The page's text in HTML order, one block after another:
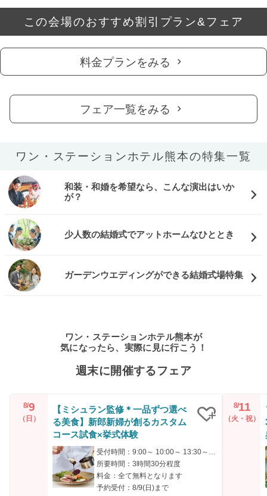
この会場のおすすめ割引プラン&フェア
料金プランをみる
フェア一覧をみる
ワン・ステーションホテル熊本の特集一覧
和装・和婚を希望なら、こんな演出はいか
が？
少人数の結婚式でアットホームなひととき
ガーデンウエディングができる結婚式場特集
ワン・ステーションホテル熊本が
気になったら、実際に見に行こう！
週末に開催するフェア
8/9
（日）
【ミシュラン監修＊一品ずつ選べ
る美食】新郎新婦が創るカスタム
コース試食×挙式体験
所要時間：3時間30分程度
料金：全て無料となります
予約受付：8/9(日)まで
8/11
（火・祝）